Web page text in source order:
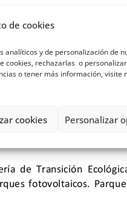
de cookies
analíticos y de personalización de
cookies, rechazarlas o
o tener más información, visite
cookies Personalizar